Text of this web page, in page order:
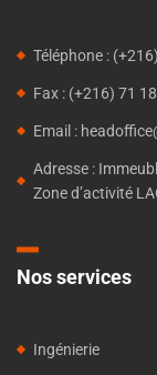
Nos services
Ingénierie
Téléphone :
Fax : (+216) 71
Email :
Adresse :
Zone d’activité